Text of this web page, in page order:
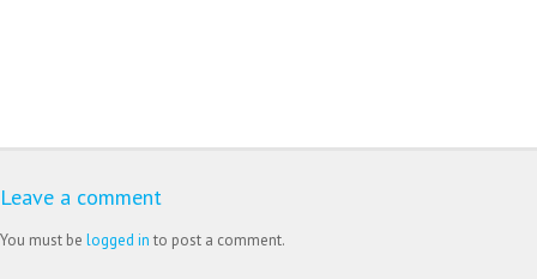
Leave a comment
You must be logged in to post a comment.